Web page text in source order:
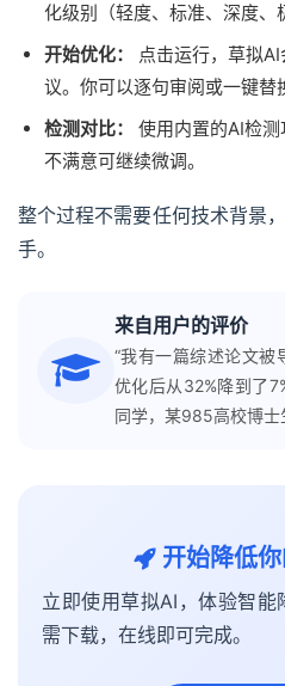
化级别（轻度、标准、深度、
开始优化：
点击运行，草拟
议。你可以逐句审阅或一键替
检测对比：
使用内置的AI检
不满意可继续微调。
整个过程不需要任何技术背景
手。
‍来自用户的评价
“我有一篇综述论文被
优化后从32%降到了
同学，某985高校博士
开始降低
立即使用草拟AI，体验智
需下载，在线即可完成。